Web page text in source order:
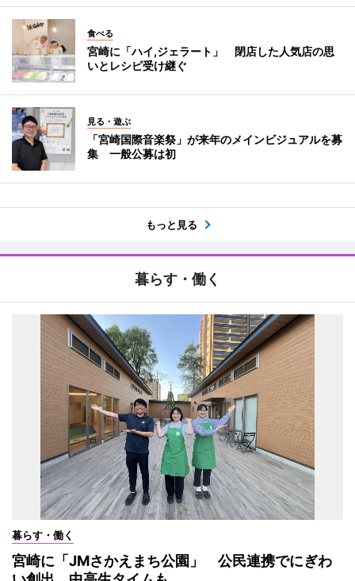
食べる
宮崎に「ハイ,ジェラート」 閉店した人気店の思
いとレシピ受け継ぐ
見る・遊ぶ
「宮崎国際音楽祭」が来年のメインビジュアルを募
集 一般公募は初
もっと見る
暮らす・働く
暮らす・働く
宮崎に「JMさかえまち公園」 公民連携でにぎわ